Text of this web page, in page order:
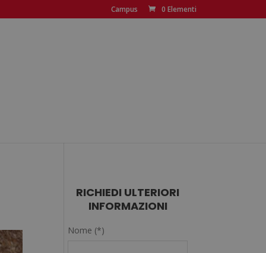
Campus 0 Elementi
RICHIEDI ULTERIORI
INFORMAZIONI
Nome (*)